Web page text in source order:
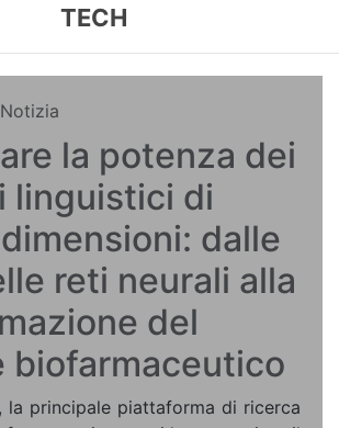
TECH
la potenza dei
linguistici di
dalle
reti neurali alla
del
biofarmaceutico
la principale piattaforma di ricerca